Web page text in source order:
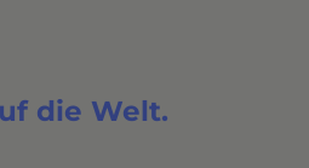
die Welt.